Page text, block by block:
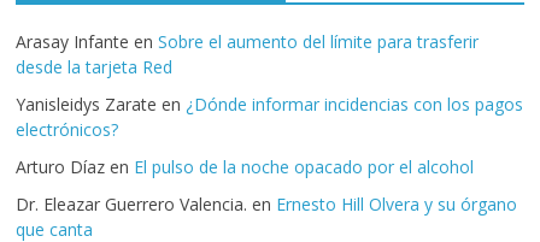
Arasay Infante enSobre el aumento del límite para trasferir
desde la tarjeta Red
Yanisleidys Zarate en ¿Dónde informar incidencias con los pagos
electrónicos?
Arturo Díaz en El pulso de la noche opacado por el alcohol
Dr. Eleazar Guerrero Valencia. en Ernesto Hill Olvera y su órgano
que canta